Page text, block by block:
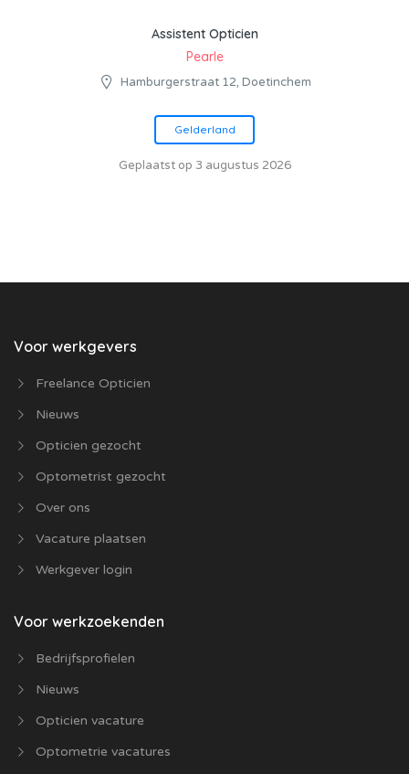
Assistent Opticien
Pearle
Hamburgerstraat 12, Doetinchem
Gelderland
Geplaatst op 3 augustus 2026
Voor werkgevers
Freelance Opticien
Nieuws
Opticien gezocht
Optometrist gezocht
Over ons
Vacature plaatsen
Werkgever login
Voor werkzoekenden
Bedrijfsprofielen
Nieuws
Opticien vacature
Optometrie vacatures